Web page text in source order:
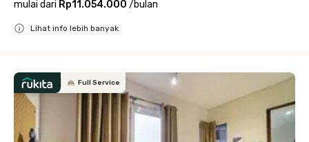
mulai dari Rp11.054.000 /bulan
Lihat info lebih banyak
Full Service